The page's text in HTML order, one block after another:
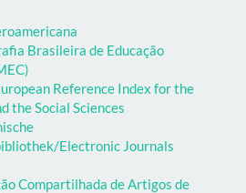
Brasileira de Educação
Reference Index for the
the Social Sciences
Electronic Journals
Compartilhada de Artigos de